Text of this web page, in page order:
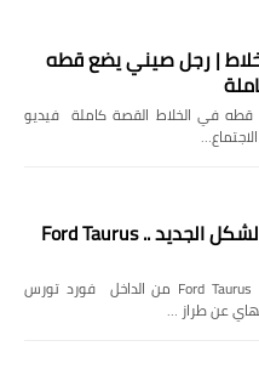
| رجل صيني يضع قطه
في الخلاط القصة كاملة فيديو
اسعار تورس 2023 الشكل الجديد .. Ford Taurus
اسعار تورس 2023 الشكل الجديد .. Ford Taurus 2023 من الداخل فورد تورس